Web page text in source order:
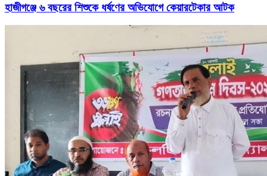
হাজীগঞ্জে ৬ বছরের শিশুকে ধর্ষণের অভিযোগে কেয়ারটেকার আটক